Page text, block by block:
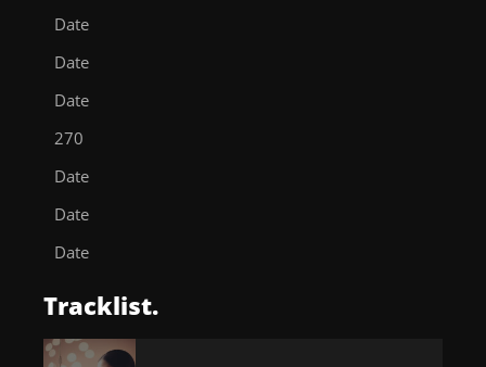
Date
Date
Date
270
Date
Date
Date
Tracklist.